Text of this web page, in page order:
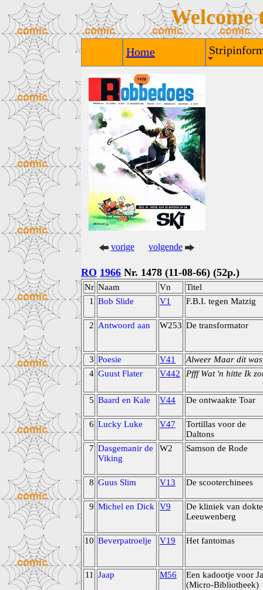
Welcome
Home
vorige volgende
RO 1966 Nr. 1478 (11-08-66) (52p.)
Nr Naam Vn
Titel
1
Bob Slide V1 F.B.I. tegen Matzig
2 Antwoord aan W253 De transformator
3 Poesie V41
Alweer Maar dit
4 Guust Flater V442 Pfff Wat 'n hitte Ik
5 Baard en Kale V44 De ontwaakte Toar
6 Lucky Luke V47
Tortillas voor de
Daltons
7 Dasgemanir de
Viking
W2 Samson de Rode
8 Guus Slim V13 De scooterchinees
9 Michel en Dick V9
De kliniek van
Leeuwenberg
10 Beverpatroelje V19 Het fantomas
11 Jaap M56
Een kadootje voor
(Micro-Bibliotheek)